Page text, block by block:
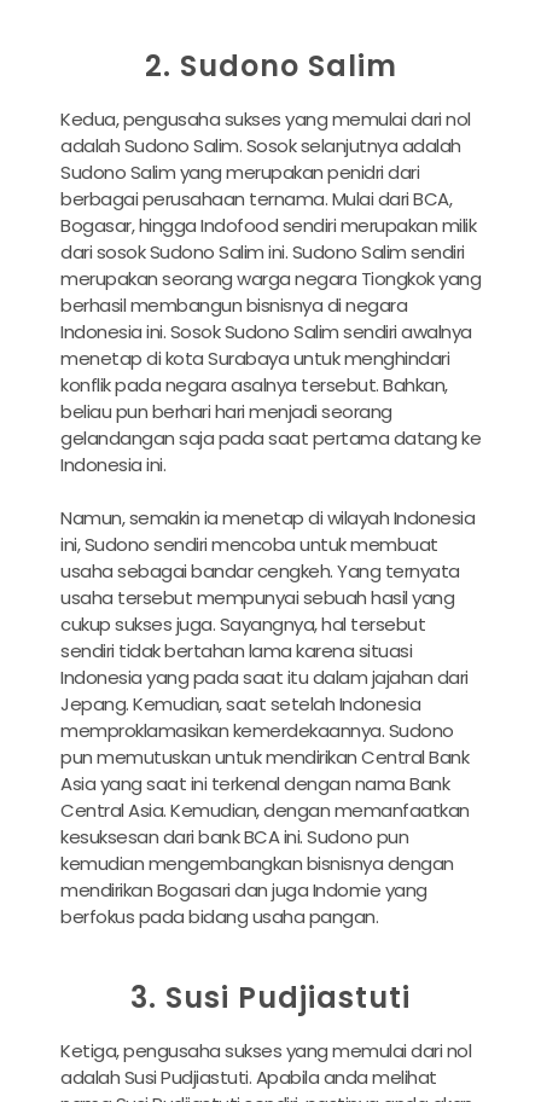
2. Sudono Salim
Kedua, pengusaha sukses yang memulai dari nol
adalah Sudono Salim. Sosok selanjutnya adalah
Sudono Salim yang merupakan penidri dari
berbagai perusahaan ternama. Mulai dari BCA,
Bogasar, hingga Indofood sendiri merupakan milik
dari sosok Sudono Salim ini. Sudono Salim sendiri
merupakan seorang warga negara Tiongkok yang
berhasil membangun bisnisnya di negara
Indonesia ini. Sosok Sudono Salim sendiri awalnya
menetap di kota Surabaya untuk menghindari
konflik pada negara asalnya tersebut. Bahkan,
beliau pun berhari hari menjadi seorang
gelandangan saja pada saat pertama datang ke
Indonesia ini.
Namun, semakin ia menetap di wilayah Indonesia
ini, Sudono sendiri mencoba untuk membuat
usaha sebagai bandar cengkeh. Yang ternyata
usaha tersebut mempunyai sebuah hasil yang
cukup sukses juga. Sayangnya, hal tersebut
sendiri tidak bertahan lama karena situasi
Indonesia yang pada saat itu dalam jajahan dari
Jepang. Kemudian, saat setelah Indonesia
memproklamasikan kemerdekaannya. Sudono
pun memutuskan untuk mendirikan Central Bank
Asia yang saat ini terkenal dengan nama Bank
Central Asia. Kemudian, dengan memanfaatkan
kesuksesan dari bank BCA ini. Sudono pun
kemudian mengembangkan bisnisnya dengan
mendirikan Bogasari dan juga Indomie yang
berfokus pada bidang usaha pangan.
3. Susi Pudjiastuti
Ketiga, pengusaha sukses yang memulai dari nol
adalah Susi Pudjiastuti. Apabila anda melihat